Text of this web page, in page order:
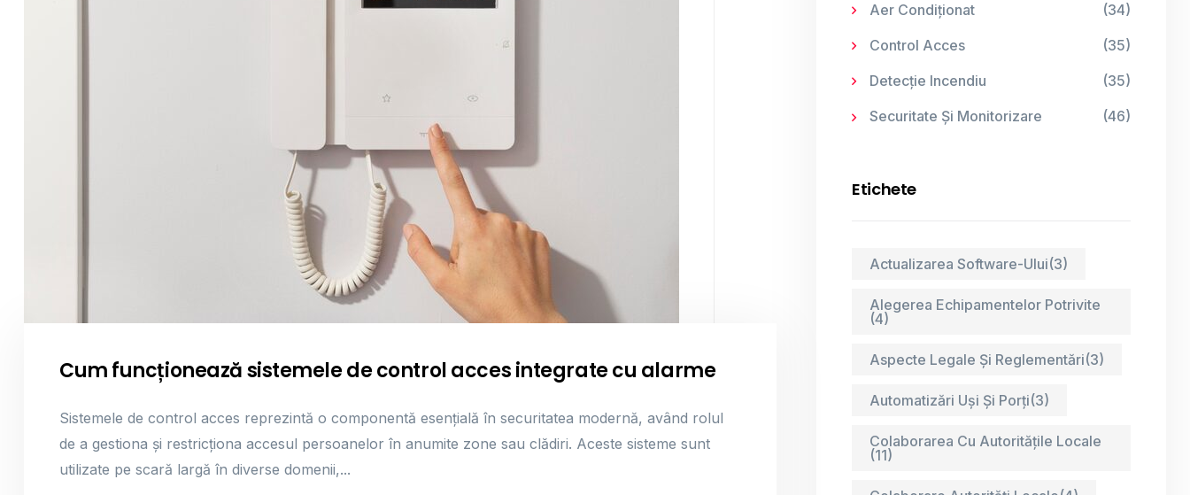
Cum funcționează sistemele de control acces integrate cu alarme
Sistemele de control acces reprezintă o componentă esențială în securitatea modernă, având rolul
de a gestiona și restricționa accesul persoanelor în anumite zone sau clădiri. Aceste sisteme sunt
utilizate pe scară largă în diverse domenii,...
Aer Condiționat (34)
Control Acces (35)
Detecție Incendiu (35)
Securitate Și Monitorizare (46)
Etichete
Actualizarea Software-Ului(3)
Alegerea Echipamentelor Potrivite
(4)
Aspecte Legale Și Reglementări(3)
Automatizări Uși Și Porți(3)
Colaborarea Cu Autoritățile Locale
(11)